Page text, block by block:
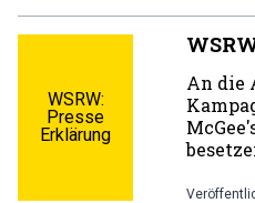
WSRW:
Presse
Erklärung
An die